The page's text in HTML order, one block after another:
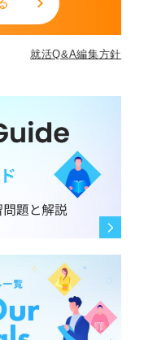
就活Q&A編集方針